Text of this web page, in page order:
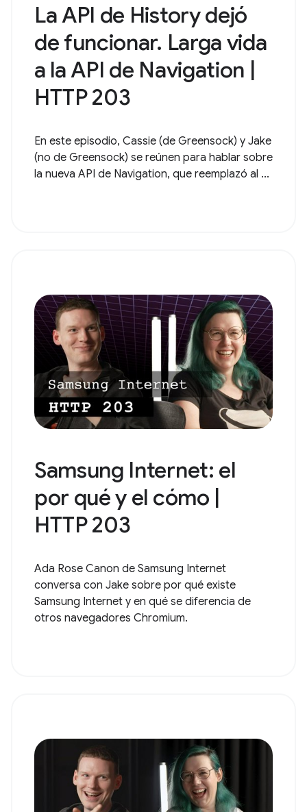
La API de History dejó
de funcionar. Larga vida
a la API de Navigation |
HTTP 203
En este episodio, Cassie (de Greensock) y Jake
(no de Greensock) se reúnen para hablar sobre
la nueva API de Navigation, que reemplazó al ...
Samsung Internet: el
por qué y el cómo |
HTTP 203
Ada Rose Canon de Samsung Internet
conversa con Jake sobre por qué existe
Samsung Internet y en qué se diferencia de
otros navegadores Chromium.